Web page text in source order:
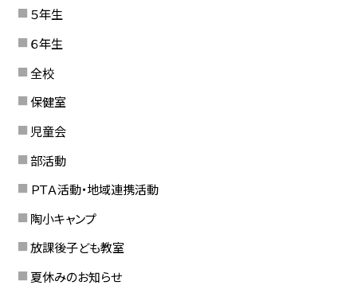
５年生
６年生
全校
保健室
児童会
部活動
ＰＴＡ活動・地域連携活動
陶小キャンプ
放課後子ども教室
夏休みのお知らせ